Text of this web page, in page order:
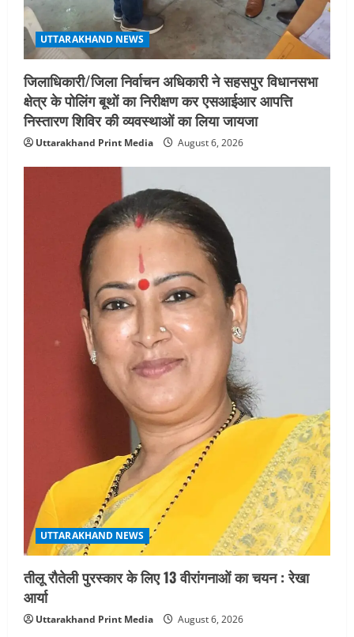
UTTARAKHAND NEWS
जिलाधिकारी/जिला निर्वाचन अधिकारी ने सहसपुर विधानसभा
क्षेत्र के पोलिंग बूथों का निरीक्षण कर एसआईआर आपत्ति
निस्तारण शिविर की व्यवस्थाओं का लिया जायजा
Uttarakhand Print Media August 6, 2026
UTTARAKHAND NEWS
तीलू रौतेली पुरस्कार के लिए 13 वीरांगनाओं का चयन : रेखा
आर्या
Uttarakhand Print Media August 6, 2026